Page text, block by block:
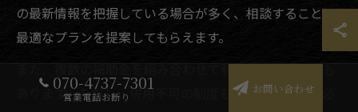
の最新情報を把握している場合が多く、相談することで
最適なプランを提案してもらえます。
また、複数の補助金を組み合わせて利用できるケースも
あります。ただし、併用不可の制度もあるため注意が必
070-4737-7301
営業電話お断り
お問い合わせ